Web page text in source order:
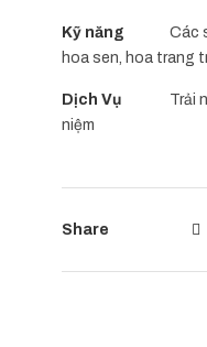
Kỹ năng
Các
hoa sen, hoa trang
Dịch Vụ
Trải
niệm
Share